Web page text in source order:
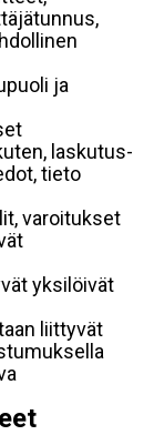
ja
laskutus-
tieto
varoitukset
yksilöivät
liittyvät